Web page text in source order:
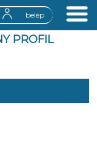
belép
PROFIL